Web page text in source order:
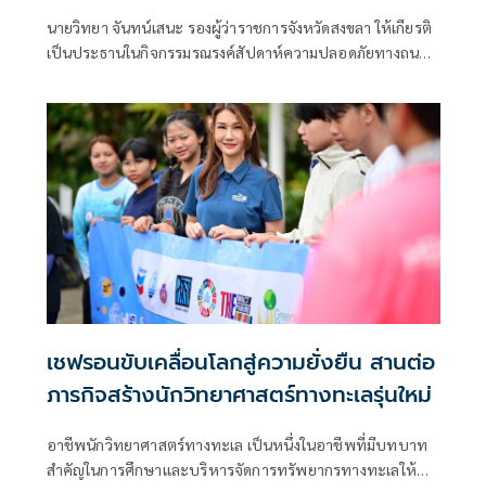
ปลอดภัยทางถนนแห่งสหประชาชาติ
นายวิทยา จันทน์เสนะ รองผู้ว่าราชการจังหวัดสงขลา ให้เกียรติ
เป็นประธานในกิจกรรมรณรงค์สัปดาห์ความปลอดภัยทางถนน
8 ที่จัดขึ้นโดยโครงการ “เดินทางปลอดภัยไปโรงเรียน”
(Chevron Street Wise) ที่เป็นความร่วมมือของ บริษัท เชฟ
รอนประเทศไทยสำรวจและผลิต จำกัด มูลนิธิป้องกันอุบัติภัย
แห่งเอเชีย (AIP) และศูนย์อำนวยการความปลอดภัยทางถนน
จังหวัดสงขลา โดยภายในงาน ได้ผนึกความร่วมมือจากหลาก
หลายภาคส่วน ทั้งภาครัฐ เอกชน ประชาสังคม ตลอดจน
นักศึกษาและผู้แทนจากมหาวิทยาลัยเทคโนโลยีราชมงคลศรี
วิชัย พร้อมคณะครู นักเรียน โรงเรียน วรนารีเฉลิม จังหวัดสงขลา
เพื่อสร้างวัฒนธรรมความปลอดภัยบนท้องถนนแก่นักเรียนและ
ชุมชนในพื้นที่
เชฟรอนขับเคลื่อนโลกสู่ความยั่งยืน สานต่อ
ภารกิจสร้างนักวิทยาศาสตร์ทางทะเลรุ่นใหม่
อาชีพนักวิทยาศาสตร์ทางทะเล เป็นหนึ่งในอาชีพที่มีบทบาท
สำคัญในการศึกษาและบริหารจัดการทรัพยากรทางทะเลให้